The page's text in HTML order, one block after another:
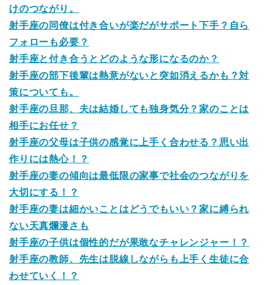
けのつながり。
射手座の同僚は付き合いが楽だがサポート下手？自ら
フォローも必要？
射手座と付き合うとどのような形になるのか？
射手座の部下後輩は熱意がないと突如消えるかも？対
策についても。
射手座の旦那、夫は結婚しても独身気分？家のことは
相手にお任せ？
射手座の父母は子供の感覚に上手く合わせる？思い出
作りには熱心！？
射手座の妻の傾向は最低限の家事で社会のつながりを
大切にする！？
射手座の妻は細かいことはどうでもいい？家に縛られ
ない天真爛漫さも
射手座の子供は個性的だが果敢なチャレンジャー！？
射手座の教師、先生は脱線しながらも上手く生徒に合
わせていく！？